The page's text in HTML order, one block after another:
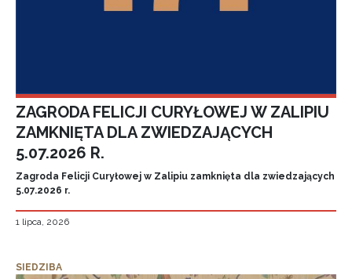
ZAGRODA FELICJI CURYŁOWEJ W ZALIPIU
ZAMKNIĘTA DLA ZWIEDZAJĄCYCH
5.07.2026 R.
Zagroda Felicji Curyłowej w Zalipiu zamknięta dla zwiedzających
5.07.2026 r.
1 lipca, 2026
SIEDZIBA